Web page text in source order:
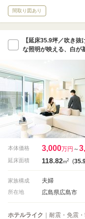
間取り図あり
【延床35.9坪／吹き
な照明が映える、白が
本体価格 3,000万円 ～
延床面積 118.82m2 (
家族構成 夫婦
所在地 広島県広島市
ホテルライク ｜耐震・免震